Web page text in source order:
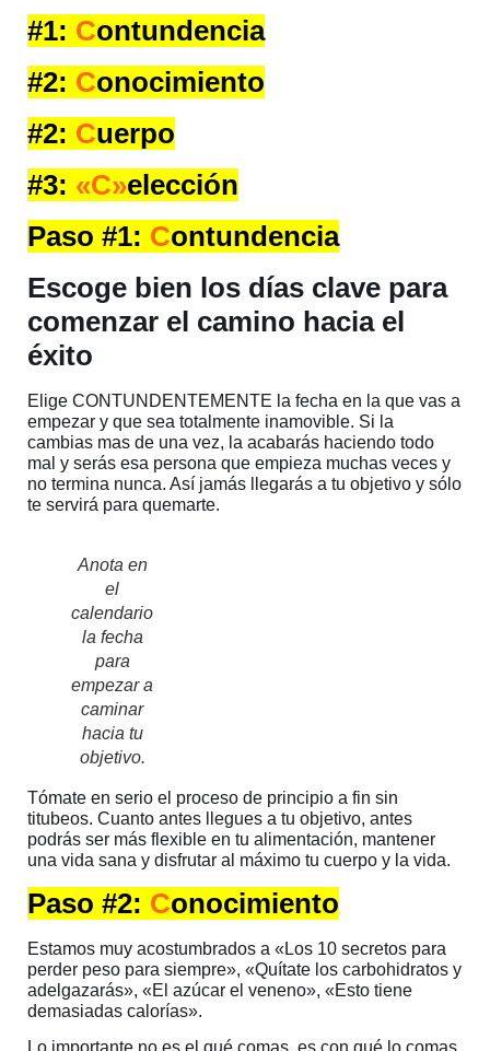
#1: Contundencia
#2: Conocimiento
#2: Cuerpo
#3: «C»elección
Paso #1: Contundencia
Escoge bien los días clave para
comenzar el camino hacia el
éxito
Elige CONTUNDENTEMENTE la fecha en la que vas a
empezar y que sea totalmente inamovible. Si la
cambias mas de una vez, la acabarás haciendo todo
mal y serás esa persona que empieza muchas veces y
no termina nunca. Así jamás llegarás a tu objetivo y sólo
te servirá para quemarte.
Anota en
el
calendario
la fecha
para
empezar a
caminar
hacia tu
objetivo.
Tómate en serio el proceso de principio a fin sin
titubeos. Cuanto antes llegues a tu objetivo, antes
podrás ser más flexible en tu alimentación, mantener
una vida sana y disfrutar al máximo tu cuerpo y la vida.
Paso #2: Conocimiento
Estamos muy acostumbrados a «Los 10 secretos para
perder peso para siempre», «Quítate los carbohidratos y
adelgazarás», «El azúcar el veneno», «Esto tiene
demasiadas calorías».